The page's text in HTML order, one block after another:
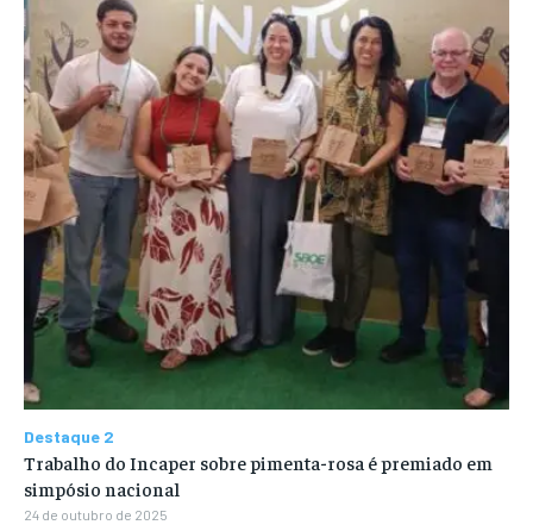
Destaque 2
Trabalho do Incaper sobre pimenta-rosa é premiado em
simpósio nacional
24 de outubro de 2025